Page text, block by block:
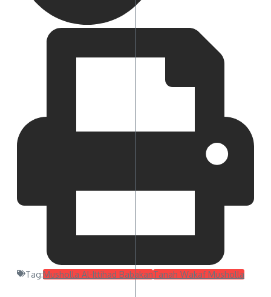
Tag:Musholla Al-Ittihad BabakanTanah Wakaf Musholla